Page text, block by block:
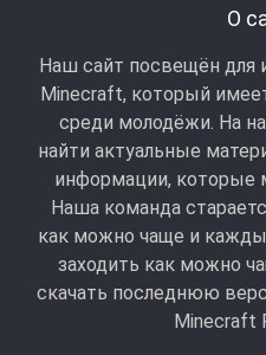
О
Наш сайт посвещён для
Minecraft, который
среди молодёжи. На
найти актуальные
информации, которые
Наша команда
как можно чаще и
заходить как можно
скачать последнюю
Minecraft